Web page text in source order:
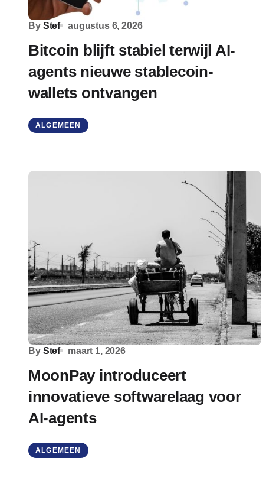
By Stef augustus 6, 2026
Bitcoin blijft stabiel terwijl AI-
agents nieuwe stablecoin-
wallets ontvangen
ALGEMEEN
By Stef maart 1, 2026
MoonPay introduceert
innovatieve softwarelaag voor
AI-agents
ALGEMEEN